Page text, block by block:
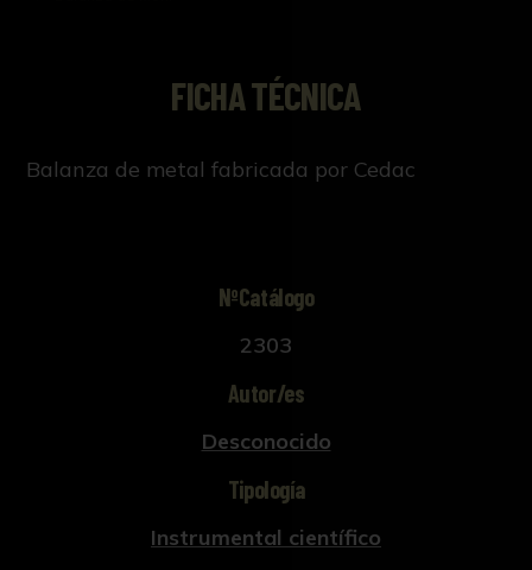
FICHA TÉCNICA
Balanza de metal fabricada por Cedac
NºCatálogo
2303
Autor/es
Desconocido
Tipología
Instrumental científico